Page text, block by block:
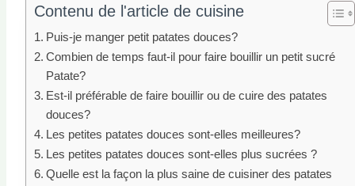
Contenu de l'article de cuisine
Puis-je manger petit patates douces?
Combien de temps faut-il pour faire bouillir un petit sucré
Patate?
Est-il préférable de faire bouillir ou de cuire des patates
douces?
Les petites patates douces sont-elles meilleures?
Les petites patates douces sont-elles plus sucrées ?
Quelle est la façon la plus saine de cuisiner des patates